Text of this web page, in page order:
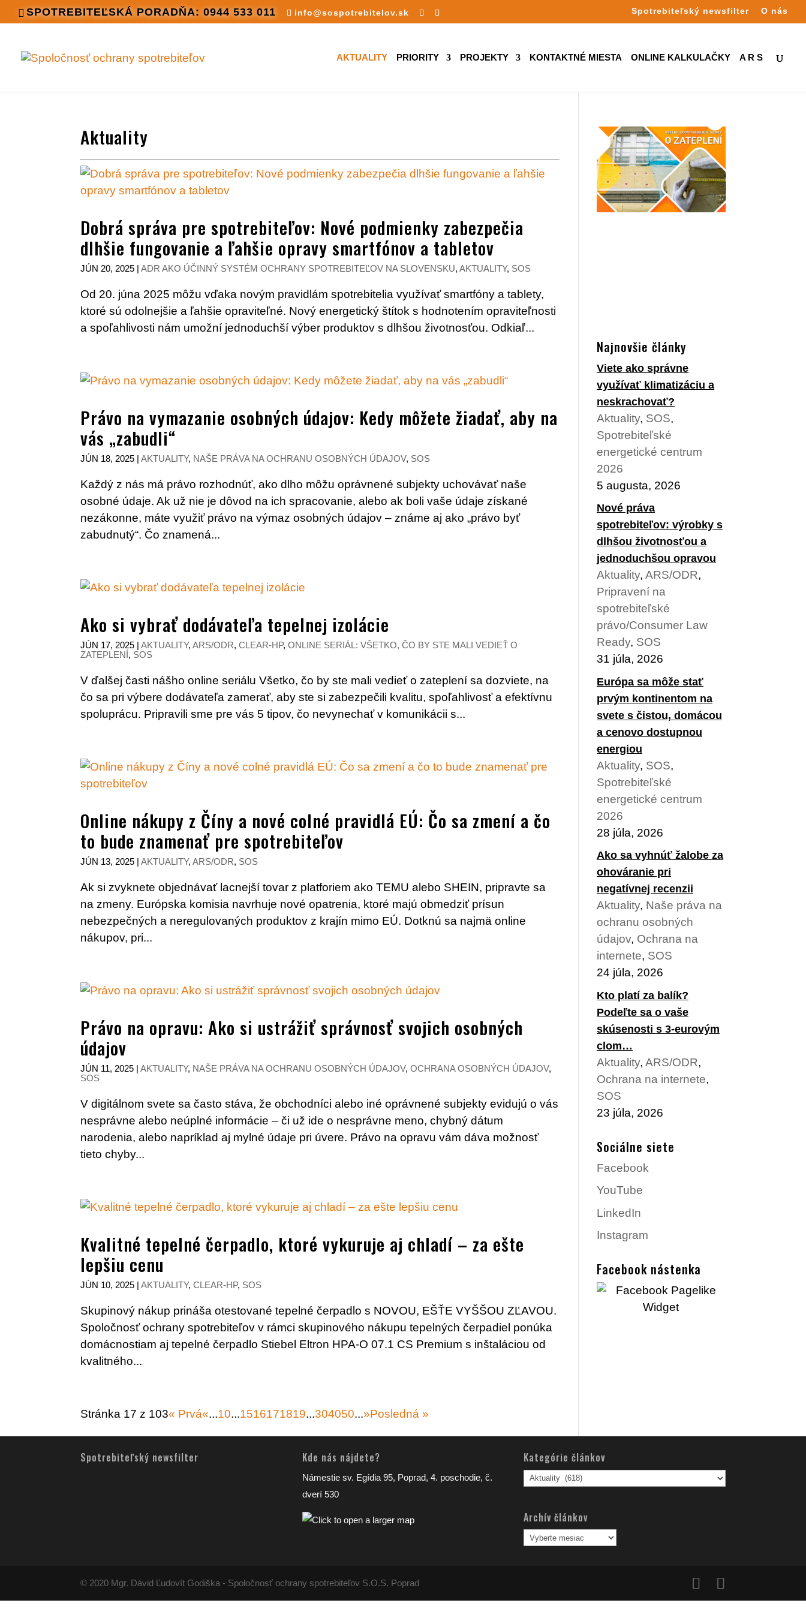
SPOTREBITEĽSKÁ PORADŇA: 0944 533 011 info@sospotrebitelov.sk Spotrebiteľský newsfilter O nás
AKTUALITY PRIORITY PROJEKTY KONTAKTNÉ MIESTA ONLINE KALKULAČKY A R S
Aktuality
Dobrá správa pre spotrebiteľov: Nové podmienky zabezpečia
dlhšie fungovanie a ľahšie opravy smartfónov a tabletov
JÚN 20, 2025 |ADR AKO ÚČINNÝ SYSTÉM OCHRANY SPOTREBITEĽOV NA SLOVENSKU,AKTUALITY, SOS
Od 20. júna 2025 môžu vďaka novým pravidlám spotrebitelia využívať smartfóny a tablety,
ktoré sú odolnejšie a ľahšie opraviteľné. Nový energetický štítok s hodnotením opraviteľnosti
a spoľahlivosti nám umožní jednoduchší výber produktov s dlhšou životnosťou. Odkiaľ...
Právo na vymazanie osobných údajov: Kedy môžete žiadať, aby na
vás „zabudli“
JÚN 18, 2025 |AKTUALITY, NAŠE PRÁVA NA OCHRANU OSOBNÝCH ÚDAJOV, SOS
Každý z nás má právo rozhodnúť, ako dlho môžu oprávnené subjekty uchovávať naše
osobné údaje. Ak už nie je dôvod na ich spracovanie, alebo ak boli vaše údaje získané
nezákonne, máte využiť právo na výmaz osobných údajov – známe aj ako „právo byť
zabudnutý“. Čo znamená...
Ako si vybrať dodávateľa tepelnej izolácie
JÚN 17, 2025 |AKTUALITY,ARS/ODR,CLEAR-HP,ONLINE SERIÁL: VŠETKO, ČO BY STE MALI VEDIEŤ O
ZATEPLENÍ, SOS
V ďalšej časti nášho online seriálu Všetko, čo by ste mali vedieť o zateplení sa dozviete, na
čo sa pri výbere dodávateľa zamerať, aby ste si zabezpečili kvalitu, spoľahlivosť a efektívnu
spoluprácu. Pripravili sme pre vás 5 tipov, čo nevynechať v komunikácii s...
Online nákupy z Číny a nové colné pravidlá EÚ: Čo sa zmení a čo
to bude znamenať pre spotrebiteľov
JÚN 13, 2025 |AKTUALITY,ARS/ODR, SOS
Ak si zvyknete objednávať lacnejší tovar z platforiem ako TEMU alebo SHEIN, pripravte sa
na zmeny. Európska komisia navrhuje nové opatrenia, ktoré majú obmedziť prísun
nebezpečných a neregulovaných produktov z krajín mimo EÚ. Dotknú sa najmä online
nákupov, pri...
Právo na opravu: Ako si ustrážiť správnosť svojich osobných
údajov
JÚN 11, 2025 |AKTUALITY, NAŠE PRÁVA NA OCHRANU OSOBNÝCH ÚDAJOV,OCHRANA OSOBNÝCH ÚDAJOV,
SOS
V digitálnom svete sa často stáva, že obchodníci alebo iné oprávnené subjekty evidujú o vás
nesprávne alebo neúplné informácie – či už ide o nesprávne meno, chybný dátum
narodenia, alebo napríklad aj mylné údaje pri úvere. Právo na opravu vám dáva možnosť
tieto chyby...
Kvalitné tepelné čerpadlo, ktoré vykuruje aj chladí – za ešte
lepšiu cenu
JÚN 10, 2025 |AKTUALITY,CLEAR-HP, SOS
Skupinový nákup prináša otestované tepelné čerpadlo s NOVOU, EŠŤE VYŠŠOU ZĽAVOU.
Spoločnosť ochrany spotrebiteľov v rámci skupinového nákupu tepelných čerpadiel ponúka
domácnostiam aj tepelné čerpadlo Stiebel Eltron HPA-O 07.1 CS Premium s inštaláciou od
kvalitného...
Stránka 17 z 103« Prvá«...10...1516171819...304050...»Posledná »
Najnovšie články
Viete ako správne
využívať klimatizáciu a
neskrachovať?
Aktuality, SOS,
Spotrebiteľské
energetické centrum
2026
5 augusta, 2026
Nové práva
spotrebiteľov: výrobky s
dlhšou životnosťou a
jednoduchšou opravou
Aktuality, ARS/ODR,
Pripravení na
spotrebiteľské
právo/Consumer Law
Ready, SOS
31 júla, 2026
Európa sa môže stať
prvým kontinentom na
svete s čistou, domácou
a cenovo dostupnou
energiou
Aktuality, SOS,
Spotrebiteľské
energetické centrum
2026
28 júla, 2026
Ako sa vyhnúť žalobe za
ohováranie pri
negatívnej recenzii
Aktuality, Naše práva na
ochranu osobných
údajov, Ochrana na
internete, SOS
24 júla, 2026
Kto platí za balík?
Podeľte sa o vaše
skúsenosti s 3-eurovým
clom…
Aktuality, ARS/ODR,
Ochrana na internete,
SOS
23 júla, 2026
Sociálne siete
Facebook
YouTube
LinkedIn
Instagram
Facebook nástenka
Spotrebiteľský newsfilter Kde nás nájdete?
Námestie sv. Egídia 95, Poprad, 4. poschodie, č.
dverí 530
Kategórie článkov
Kategórie
článkov
Archív článkov
Archív
článkov
© 2020 Mgr. Dávid Ľudovít Godiška - Spoločnosť ochrany spotrebiteľov S.O.S. Poprad